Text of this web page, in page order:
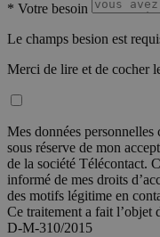
* Votre besoin
Le champs besion est
Merci de lire et de cocher
Mes données
sous réserve de mon
de la société Télécontact.
informé de mes droits
des motifs légitime en
Ce traitement a fait l’objet
D-M-310/2015